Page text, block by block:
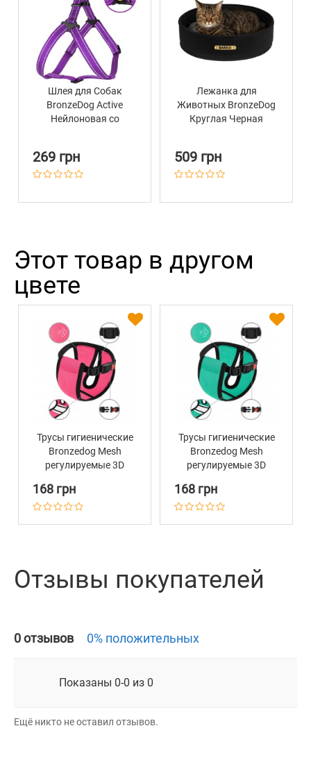
Шлея для Собак
BronzeDog Active
Нейлоновая со
269 грн
Лежанка для
Животных BronzeDog
Круглая Черная
509 грн
Этот товар в другом
цвете
Трусы гигиенические
Bronzedog Mesh
регулируемые 3D
168 грн
Трусы гигиенические
Bronzedog Mesh
регулируемые 3D
168 грн
Отзывы покупателей
0 отзывов 0% положительных
Показаны 0-0 из 0
Ещё никто не оставил отзывов.